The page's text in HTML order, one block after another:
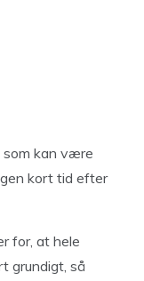
som kan være
kort tid efter
for, at hele
grundigt, så